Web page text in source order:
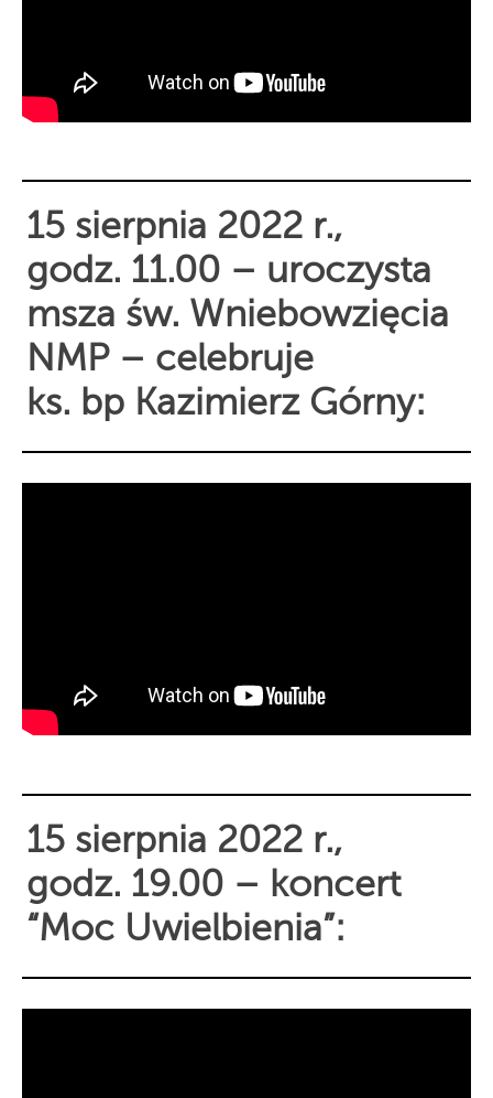
15 sierpnia 2022 r.,
godz. 11.00 – uroczysta
msza św. Wniebowzięcia
NMP – celebruje
ks. bp Kazimierz Górny:
15 sierpnia 2022 r.,
godz. 19.00 – koncert
“Moc Uwielbienia”: